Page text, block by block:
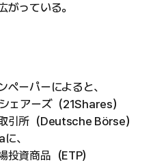
がっている。
ーパーによると、
ェアーズ（21Shares）
引所（Deutsche Börse）
、
投資商品（ETP）